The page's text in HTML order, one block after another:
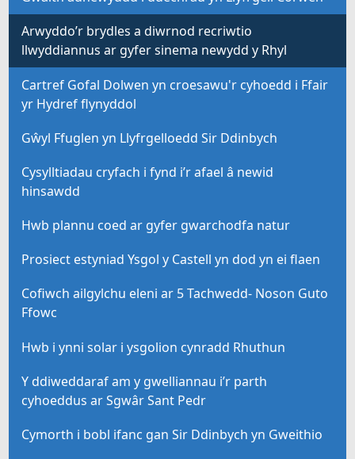
Arwyddo’r brydles a diwrnod recriwtio
llwyddiannus ar gyfer sinema newydd y Rhyl
Cartref Gofal Dolwen yn croesawu'r cyhoedd i Ffair
yr Hydref flynyddol
Gŵyl Ffuglen yn Llyfrgelloedd Sir Ddinbych
Cysylltiadau cryfach i fynd i’r afael â newid
hinsawdd
Hwb plannu coed ar gyfer gwarchodfa natur
Prosiect estyniad Ysgol y Castell yn dod yn ei flaen
Cofiwch ailgylchu eleni ar 5 Tachwedd- Noson Guto
Ffowc
Hwb i ynni solar i ysgolion cynradd Rhuthun
Y ddiweddaraf am y gwelliannau i’r parth
cyhoeddus ar Sgwâr Sant Pedr
Cymorth i bobl ifanc gan Sir Ddinbych yn Gweithio